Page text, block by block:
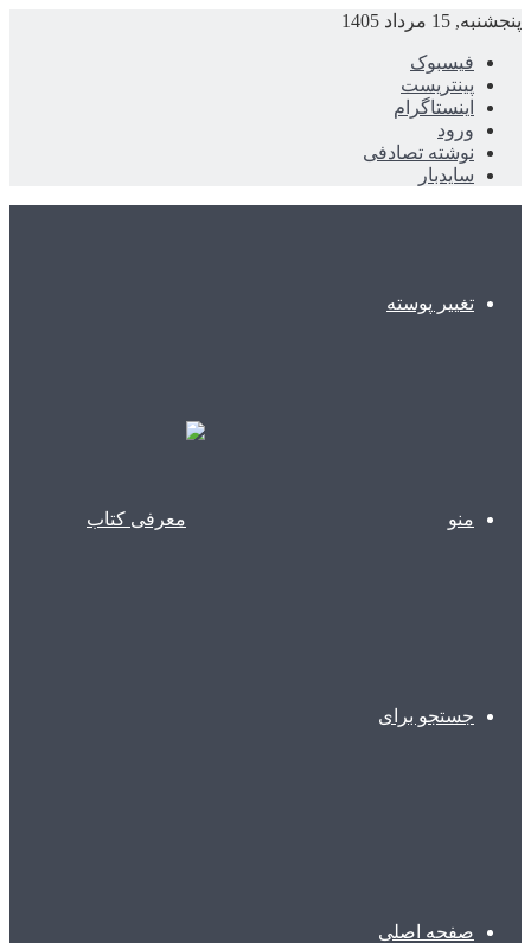
پنجشنبه, 15 مرداد 1405
فیسبوک
پینتریست
اینستاگرام
ورود
نوشته تصادفی
سایدبار
تغییر پوسته
منو
جستجو برای
صفحه اصلی